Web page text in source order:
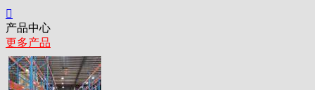

产品中心
更多产品